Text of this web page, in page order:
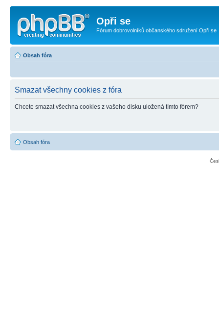
Opři se
Fórum dobrovolníků občanského sdružení Opři se
Obsah fóra
Smazat všechny cookies z fóra
Chcete smazat všechna cookies z vašeho disku uložená tímto fórem?
Obsah fóra